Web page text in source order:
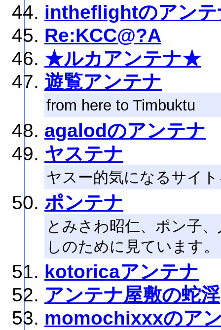
intheflightのアンテ
Re:KCC@?A
★ルカアンテナ★
遊覧アンテナ
from here to Timbuktu
agalodのアンテナ
ヤステナ
ヤスー的気になるサイ
ポンテナ
とみさわ昭仁、ポン子
しのために見ています。
kotoricaアンテナ
アンテナ屋敷の蛇淫
momochixxxのア